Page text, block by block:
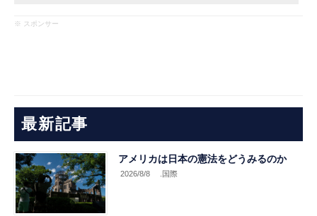
※ スポンサー
最新記事
アメリカは日本の憲法をどうみるのか
2026/8/8 .国際